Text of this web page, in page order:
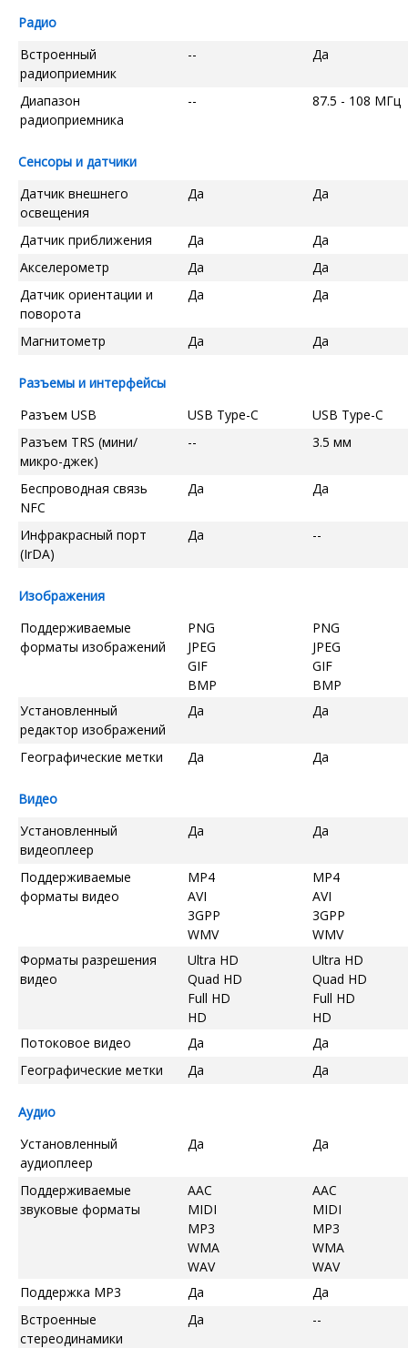
Радио
Встроенный
радиоприемник
-- Да
Диапазон
радиоприемника
-- 87.5 - 108 МГц
Сенсоры и датчики
Датчик внешнего
освещения
Да Да
Датчик приближения Да
Да
Акселерометр
Да
Да
Датчик ориентации и
поворота
Да Да
Магнитометр Да Да
Разъемы и интерфейсы
Разъем USB
USB Type-C
USB Type-C
Разъем TRS (мини/
микро-джек)
-- 3.5 мм
Беспроводная связь
NFC
Да Да
Инфракрасный порт
(IrDA)
Да --
Изображения
Поддерживаемые
форматы изображений
PNG
JPEG
GIF
BMP
PNG
JPEG
GIF
BMP
Установленный
редактор изображений
Да Да
Географические метки Да Да
Видео
Установленный
видеоплеер
Да Да
Поддерживаемые
форматы видео
MP4
AVI
3GPP
WMV
MP4
AVI
3GPP
WMV
Форматы разрешения
видео
Ultra HD
Quad HD
Full HD
HD
Ultra HD
Quad HD
Full HD
HD
Потоковое видео
Да
Да
Географические метки
Да Да
Аудио
Установленный
аудиоплеер
Да Да
Поддерживаемые
звуковые форматы
AAC
MIDI
MP3
WMA
WAV
AAC
MIDI
MP3
WMA
WAV
Поддержка MP3
Да
Да
Встроенные
стереодинамики
Да --